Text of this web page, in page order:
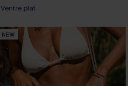
Ventre plat
NEW